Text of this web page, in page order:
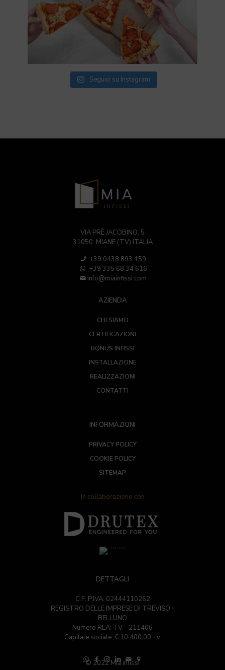
Seguici su Instagram
VIA PRÈ JACOBINO, 5
31050 MIANE (TV) ITALIA
+39 0438 893 159
+39 335 68 34 616
info@miainfissi.com
AZIENDA
CHI SIAMO
CERTIFICAZIONI
BONUS INFISSI
INSTALLAZIONE
REALIZZAZIONI
CONTATTI
INFORMAZIONI
PRIVACY POLICY
COOKIE POLICY
SITEMAP
In collaborazione con
DETTAGLI
C.F. P.IVA: 02444110262
REGISTRO DELLE IMPRESE DI TREVISO -
BELLUNO
Numero REA: TV - 211406
Capitale sociale: € 10.400,00. i.v.
© 2022 Mia infissi